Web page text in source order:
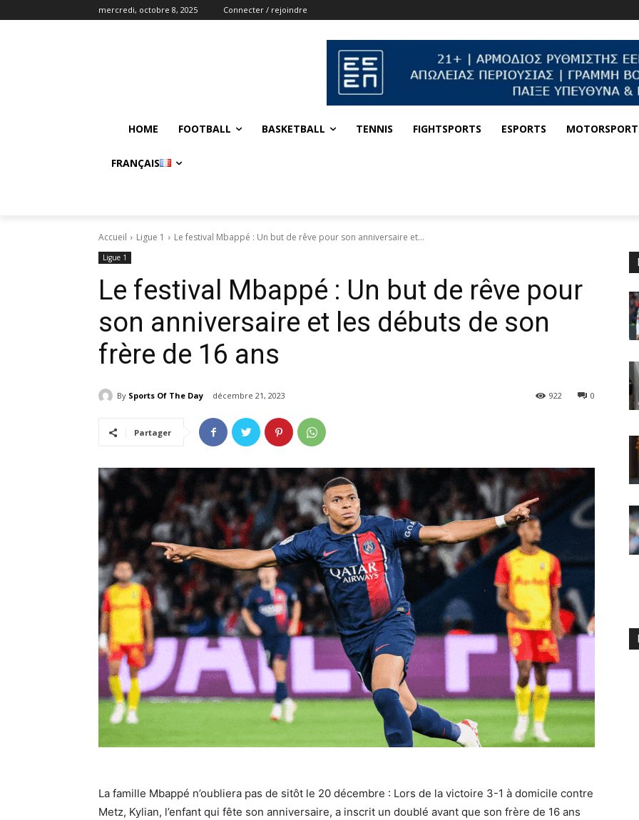
mercredi, octobre 8, 2025 Connecter / rejoindre
HOME FOOTBALL BASKETBALL TENNIS FIGHTSPORTS ESPORTS
FRANÇAIS
Accueil Ligue 1 Le festival Mbappé : Un but de rêve pour son anniversaire et...
Ligue 1
Le festival Mbappé : Un but de rêve pour
son anniversaire et les débuts de son
frère de 16 ans
By Sports Of The Day décembre 21, 2023 0
922
Partager
La famille Mbappé n’oubliera pas de sitôt le 20 décembre : Lors de la victoire 3-1 à domicile contre
Metz, Kylian, l’enfant qui fête son anniversaire, a inscrit un doublé avant que son frère de 16 ans